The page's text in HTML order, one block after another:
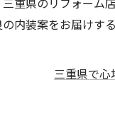
重県のリフォーム
内装案をお届けす
三重県で心